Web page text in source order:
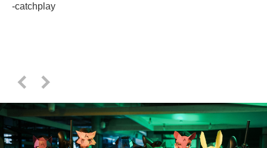
-catchplay